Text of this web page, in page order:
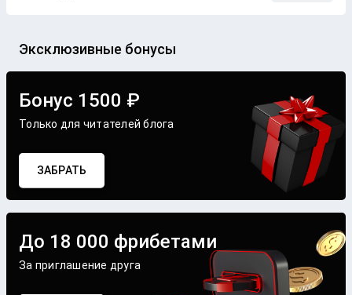
Эксклюзивные бонусы
Бонус 1500 ₽
Только для читателей блога
ЗАБРАТЬ
До 18 000 фрибетами
За приглашение друга